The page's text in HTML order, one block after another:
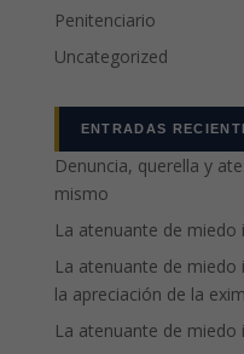
Penitenciario
Uncategorized
ENTRADAS
Denuncia, querella y
mismo
La atenuante de miedo
La atenuante de miedo
la apreciación de la
La atenuante de miedo